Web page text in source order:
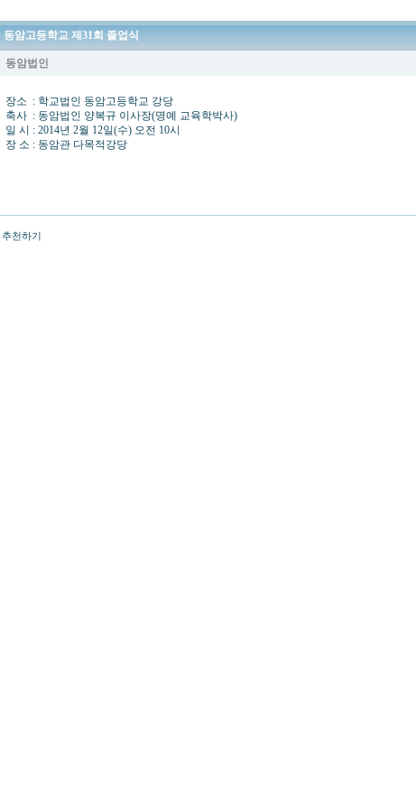
동암고등학교 제31회 졸업식
동암법인
장소 : 학교법인 동암고등학교 강당
축사 : 동암법인 양복규 이사장(명예 교육학박사)
일 시 : 2014년 2월 12일(수) 오전 10시
장 소 : 동암관 다목적강당
추천하기